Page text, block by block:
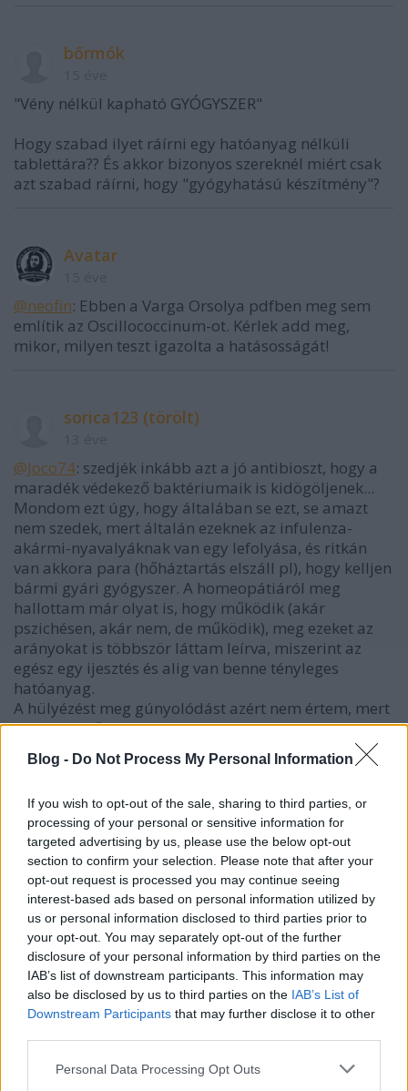
Blog - Do Not Process My Personal Information
If you wish to opt-out of the sale, sharing to third parties, or
processing of your personal or sensitive information for
targeted advertising by us, please use the below opt-out
section to confirm your selection. Please note that after your
opt-out request is processed you may continue seeing
interest-based ads based on personal information utilized by
us or personal information disclosed to third parties prior to
your opt-out. You may separately opt-out of the further
disclosure of your personal information by third parties on the
IAB’s list of downstream participants. This information may
also be disclosed by us to third parties on the IAB’s List of
Downstream Participants that may further disclose it to other
Please note that this website/app uses one or more Google
Personal Data Processing Opt Outs
bőrmók
"Vény nélkül kapható GYÓGYSZER"
Hogy szabad ilyet ráírni egy hatóanyag nélküli
tablettára?? És akkor bizonyos szereknél miért csak
azt szabad ráírni, hogy "gyógyhatású készítmény"?
Avatar
@neofin: Ebben a Varga Orsolya pdfben meg sem
említik az Oscillococcinum-ot. Kérlek add meg,
mikor, milyen teszt igazolta a hatásosságát!
sorica123 (törölt)
@Joco74: szedjék inkább azt a jó antibioszt, hogy a
maradék védekező baktériumaik is kidögöljenek...
Mondom ezt úgy, hogy általában se ezt, se amazt
nem szedek, mert általán ezeknek az infulenza-
akármi-nyavalyáknak van egy lefolyása, és ritkán
van akkora para (hőháztartás elszáll pl), hogy kelljen
bármi gyári gyógyszer. A homeopátiáról meg
hallottam már olyat is, hogy működik (akár
pszichésen, akár nem, de működik), meg ezeket az
arányokat is többször láttam leírva, miszerint az
egész egy ijesztés és alig van benne tényleges
hatóanyag.
A hülyézést meg gúnyolódást azért nem értem, mert
kinek mi működik, nyilván akkor már én is enyhén
anyázok, mikor valaki a nagyon súlyos,
elhatalmasodott betegségre homeopata
már valóban valami erősebb hatóanyag kellene, ami
tényleg "oda üt ahova köll", nem pedig ijesztés meg
ráolvasás.
fordulo_bogyo
13 éve
@sorica123: Az, hogy valaki kritizalja az egykori
tevedesen alapulo mara tudatos atveresse
"fejlodott" homeopatia ipart, az nem jelenti azt,
korokozo bakteriumok okozta fertozesek elleb valo